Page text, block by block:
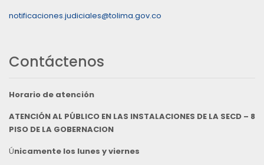
notificaciones.judiciales@tolima.gov.co
Contáctenos
Horario de atención
ATENCIÓN AL PÚBLICO EN LAS INSTALACIONES DE LA SECD – 8
PISO DE LA GOBERNACION
Únicamente los lunes y viernes